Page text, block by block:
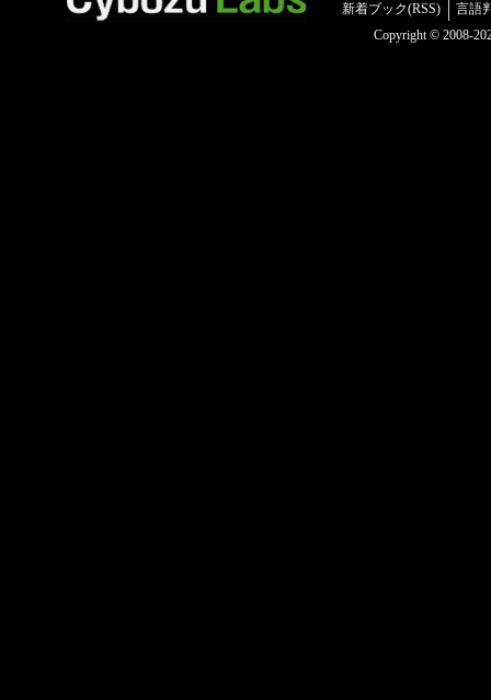
新着ブック(RSS)
言語
Copyright © 2008-